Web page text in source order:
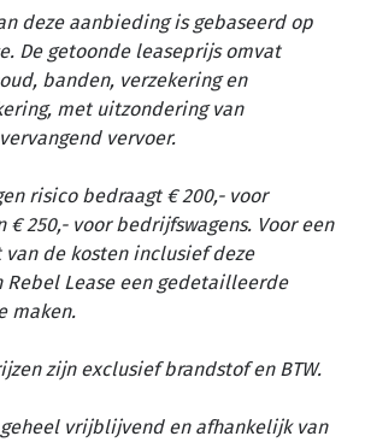
deze aanbieding is gebaseerd op
De getoonde leaseprijs omvat
banden, verzekering en
met uitzondering van
vervoer.
risico bedraagt € 200,- voor
€ 250,- voor bedrijfswagens. Voor een
de kosten inclusief deze
Rebel Lease een gedetailleerde
maken.
zijn exclusief brandstof en BTW.
vrijblijvend en afhankelijk van